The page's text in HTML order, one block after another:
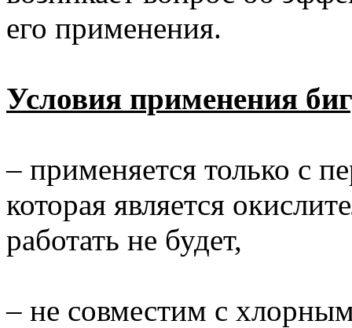
его применения.
Условия применения
– применяется только с
которая является
работать не будет,
– не совместим с